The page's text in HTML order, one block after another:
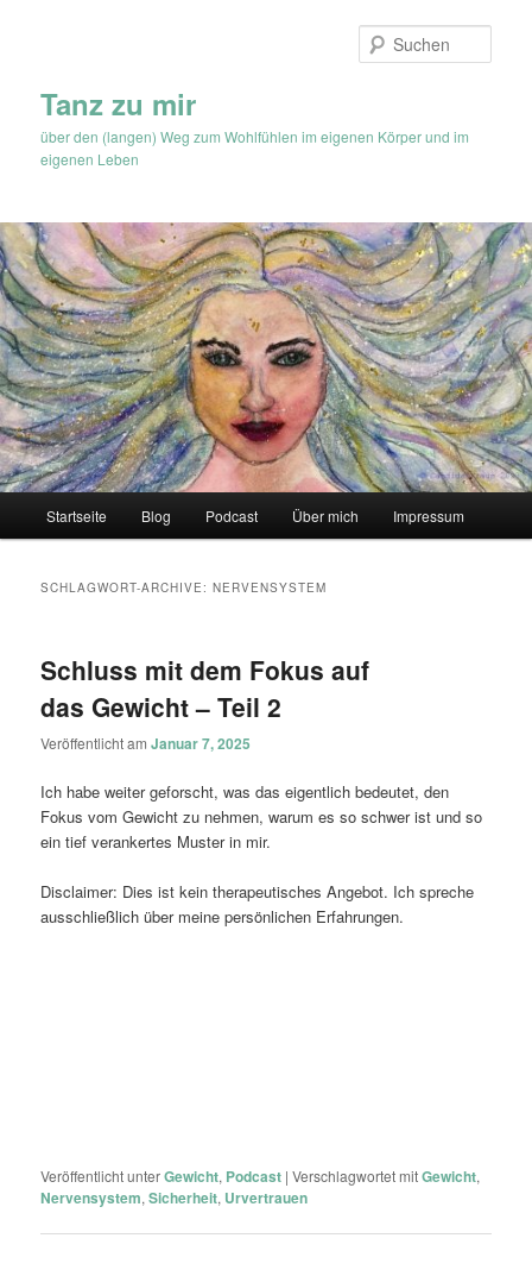
Tanz zu mir
über den (langen) Weg zum Wohlfühlen im eigenen Körper und im
eigenen Leben
Startseite Blog Podcast Über mich Impressum
SCHLAGWORT-ARCHIVE:NERVENSYSTEM
Schluss mit dem Fokus auf
das Gewicht – Teil 2
Veröffentlicht amJanuar 7, 2025
Ich habe weiter geforscht, was das eigentlich bedeutet, den
Fokus vom Gewicht zu nehmen, warum es so schwer ist und so
ein tief verankertes Muster in mir.
Disclaimer: Dies ist kein therapeutisches Angebot. Ich spreche
ausschließlich über meine persönlichen Erfahrungen.
Veröffentlicht unterGewicht, Podcast |Verschlagwortet mitGewicht,
Nervensystem,Sicherheit, Urvertrauen